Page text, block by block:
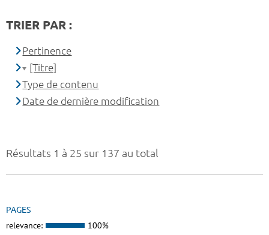
Résultats 1 à 25 sur 137 au total
PAGES
relevance: 100%
TRIER PAR :
Pertinence
[Titre]
Type de contenu
Date de dernière modification